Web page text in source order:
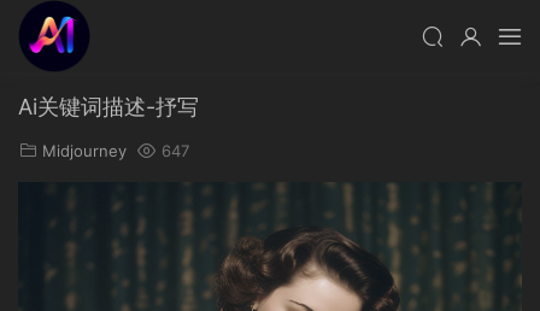
Ai关键词描述-抒写
Midjourney 647